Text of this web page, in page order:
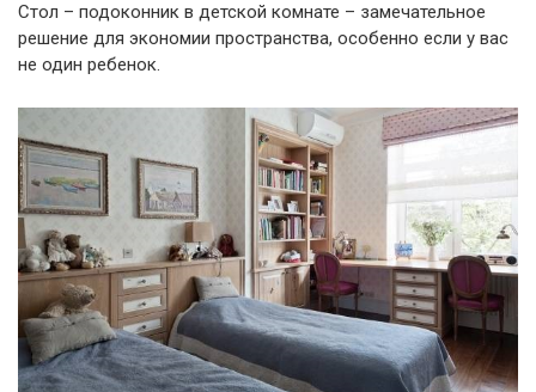
Стол – подоконник в детской комнате – замечательное
решение для экономии пространства, особенно если у вас
не один ребенок.